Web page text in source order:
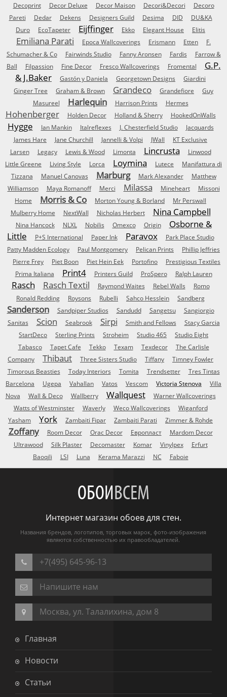
Decoprint
Decor Deluxe Decor Maison Decori&Decori
Decoro
Pareti
Dedar Dekens Designers Guild Desima DID
DU&KA
Duro
EcoTapeter Eijffinger Ekko Elegant House Elitis
Emiliana Parati Epoca Wallcoverings Erismann Etten
F.
Schumacher & Co
Fairwinds Studio Fanny Aronsen Fardis
Farrow &
Ball
Filpassion Fine Decor Fresco Wallcoverings Fromental
G.P.
& J.Baker
Gastón y Daniela Georgetown Designs
Giardini
Ginger Tree
Graham & Brown Grandeco Grandefiore
Guy
Masureel
Harlequin Harrison Prints Hermes
Hohenberger Holden Decor Holland & Sherry HookedOnWalls
Hygge Ian Mankin Italreflexes J. Chesterfield Studio
Jacquards
James Hare
Jane Churchill Jannelli & Volpi JWall
KT Exclusive
Larsen
Legacy Lewis & Wood Limonta Lincrusta
Linwood
Little Greene
Living Style Lorca Loymina Lutece
Manifattura di
Tizzana
Manuel Canovas Marburg Mark Alexander
Matthew
Williamson
Maya Romanoff Merci Milassa Mineheart
Missoni
Home
Morris & Co Morton Young & Borland
Mr Perswall
Mulberry Home
NextWall Nicholas Herbert Nina Campbell
Nina Hancock NLXL Nobilis Omexco Origin
Osborne &
Little
P+S International Paper Ink Paravox
Park Place Studio
Patty Madden Ecology
Paul Montgomery Pelican Prints
Phillip Jeffries
Pierre Frey
Piet Boon Piet Hein Eek Portofino
Prestigious Textiles
Prima Italiana
Print4 Printers Guild ProSpero Ralph Lauren
Rasch Rasch Textil Raymond Waites Rebel Walls
Romo
Ronald Redding
Roysons Rubelli Sahco Hesslein Sandberg
Sanderson Sandpiper Studios Sandudd Sangetsu
Sangiorgio
Sanitas
Scion Seabrook Sirpi Smith and Fellows
Stacy Garcia
StartDeco
Sterling Prints Stroheim Studio 465
Studio Eight
Tabasco
Tapet Cafe Tekko Texam Texdecor
The Carlisle
Company
Thibaut Three Sisters Studio Tiffany
Timney Fowler
Timorous Beasties
Today Interiors Tomita Trendsetter
Tres Tintas
Barcelona
Ugepa Vahallan Vatos Vescom Victoria Stenova
Villa
Nova
Wall & Deco Wallberry Wallquest
Warner Wallcoverings
Watts of Westminster
Waverly Weco Wallcoverings
Wiganford
Yasham
York Zambaiti Fipar Zambaiti Parati Zimmer & Rohde
Zoffany Room Decor Orac Decor Европласт
Mardom Decor
Ultrawood
Silk Plaster Decomaster Komar Vinylpex
Erfurt
Baoqili
LSI Luna Kerama Marazzi NC Faboie
ОБОИВСЕМ
Интернет магазин обоев для стен.
Названия брендов, логотипов, торговых марок, фото-изображения
являются собственностью их правообладателей.
+7(495) 645-96-13
Напишите нам
Москва, ул. Талалихина, дом 8
Главная
Новости
Статьи